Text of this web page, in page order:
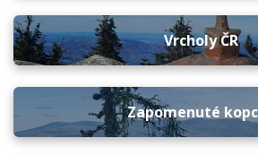
Vrcholy ČR
Zapomenuté